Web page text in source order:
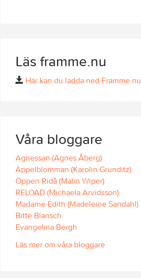
Läs framme.nu
Här kan du ladda ned Framme.nu.
Våra bloggare
Agnessan (Agnes Åberg)
Äppelblomman (Karolin Grunditz)
Öppen Ridå (Malin Wiper)
RELOAD (Michaela Arvidsson)
Madame Edith (Madeleine Sandahl)
Bitte Blansch
Evangelina Bergh
Läs mer om våra bloggare